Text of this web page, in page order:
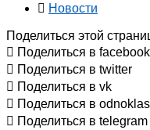
Новости
Поделиться этой
Поделиться в facebook
Поделиться в twitter
Поделиться в vk
Поделиться в
Поделиться в telegram